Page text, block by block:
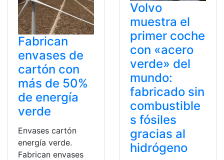
Fabrican
envases de
cartón con
más de 50%
de energía
verde
Envases cartón
energía verde.
Fabrican envases
Volvo
muestra el
primer coche
con «acero
verde» del
mundo:
fabricado sin
combustible
s fósiles
gracias al
hidrógeno